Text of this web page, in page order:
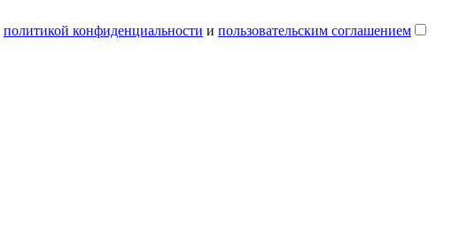
политикой конфиденциальности и пользовательским соглашением